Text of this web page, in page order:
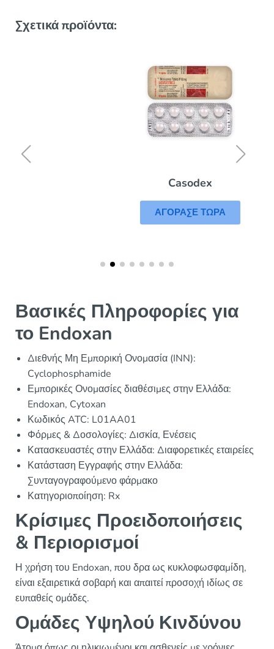
Σχετικά προϊόντα:
ΑΓΟΡΑΣΕ ΤΩΡΑ
Βασικές Πληροφορίες για
το Endoxan
Διεθνής Μη Εμπορική Ονομασία (INN):
Cyclophosphamide
Εμπορικές Ονομασίες διαθέσιμες στην Ελλάδα:
Endoxan, Cytoxan
Κωδικός ATC: L01AA01
Φόρμες & Δοσολογίες: Δισκία, Ενέσεις
Κατασκευαστές στην Ελλάδα: Διαφορετικές εταιρείες
Κατάσταση Εγγραφής στην Ελλάδα:
Συνταγογραφούμενο φάρμακο
Κατηγοριοποίηση: Rx
Κρίσιμες Προειδοποιήσεις
& Περιορισμοί
Η χρήση του Endoxan, που δρα ως κυκλοφωσφαμίδη,
είναι εξαιρετικά σοβαρή και απαιτεί προσοχή ιδίως σε
ευπαθείς ομάδες.
Ομάδες Υψηλού Κινδύνου